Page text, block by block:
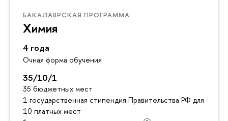
БАКАЛАВРСКАЯ ПРОГРАММА
Химия
4 года
Очная форма обучения
35/10/1
35 бюджетных мест
1 государственная стипендия Правительства РФ для
10 платных мест